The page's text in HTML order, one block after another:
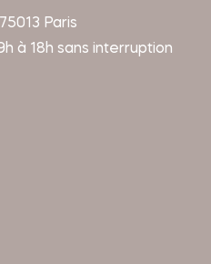
Paris
à 18h sans interruption